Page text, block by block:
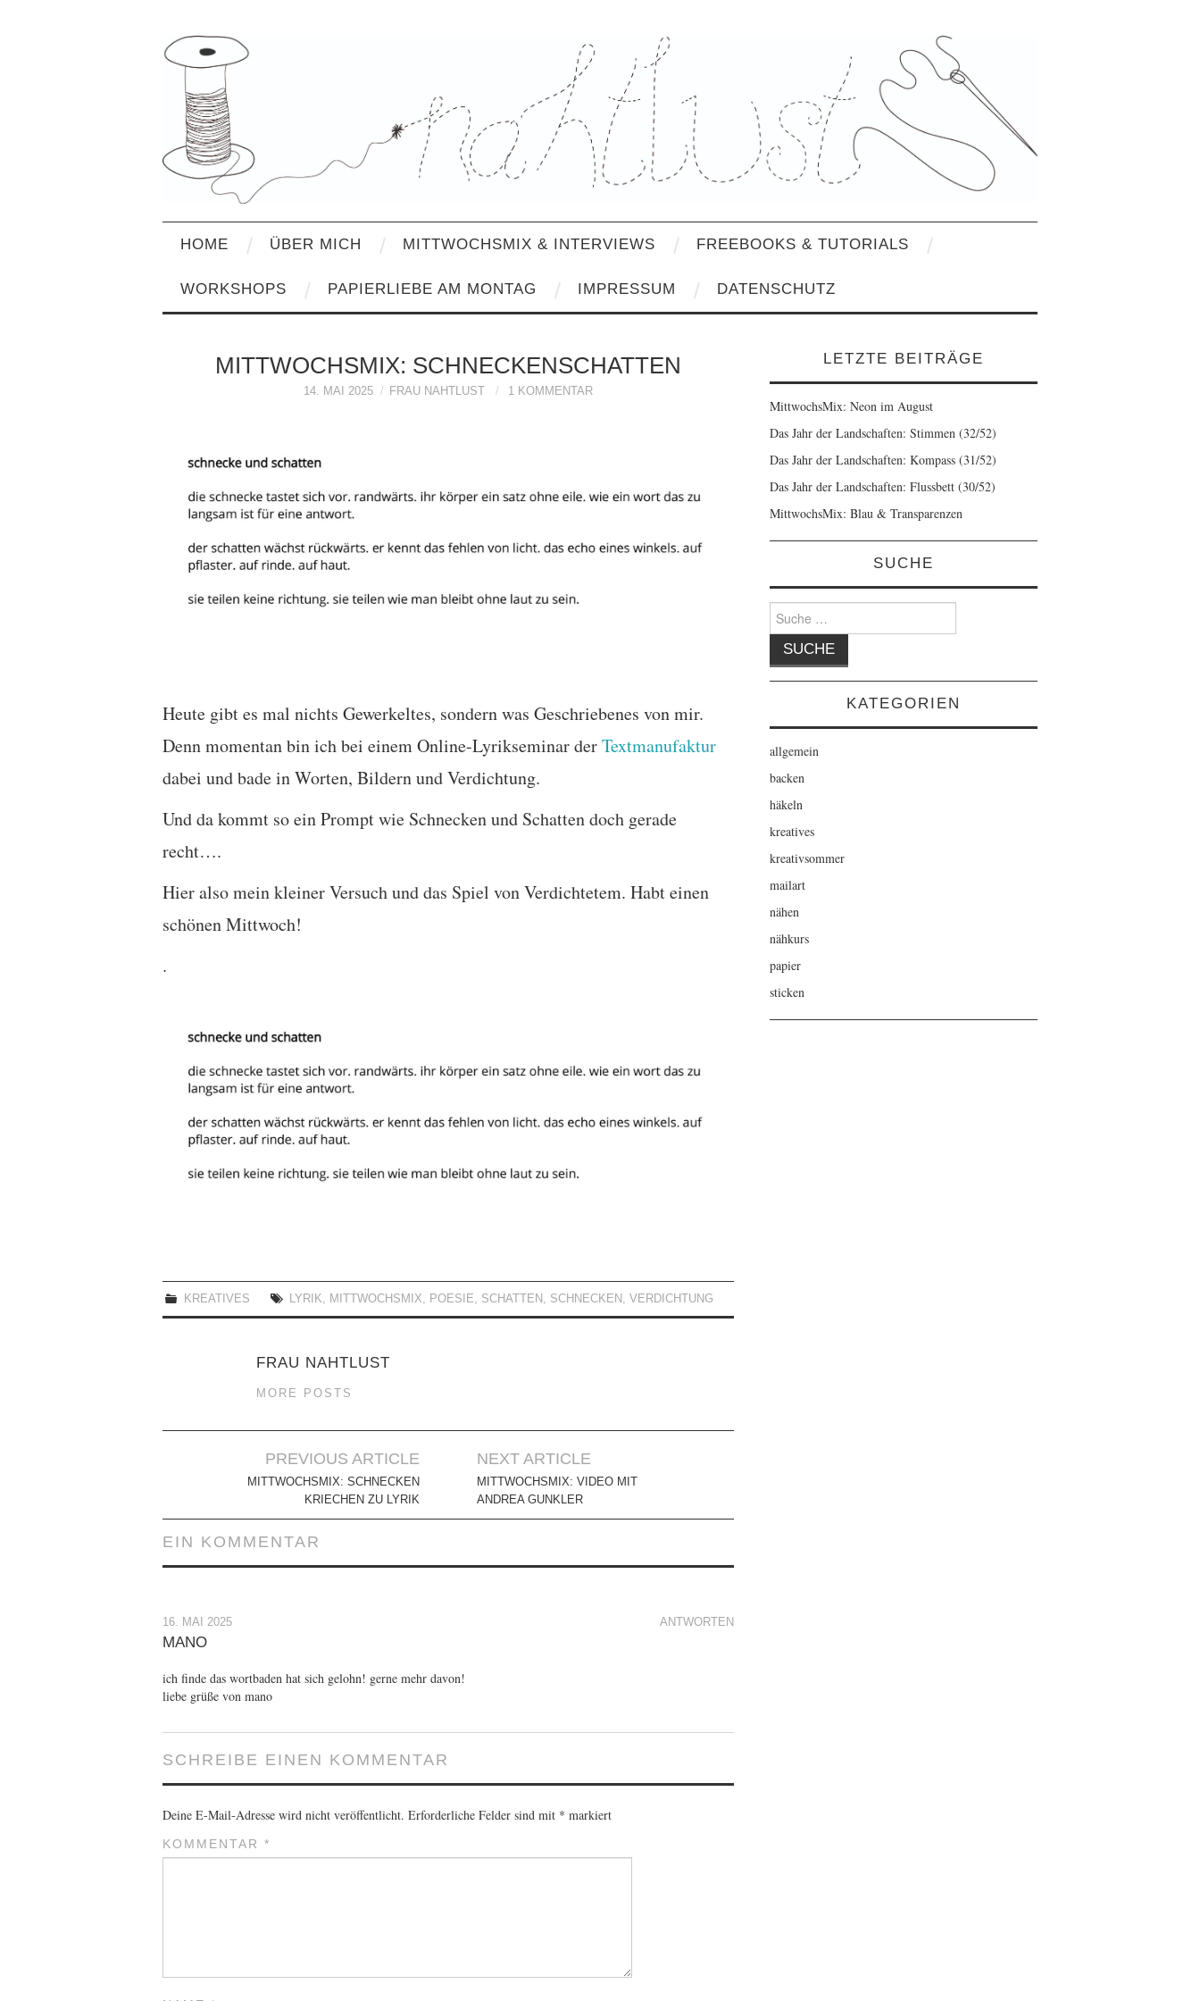
HOME ÜBER MICH MITTWOCHSMIX & INTERVIEWS FREEBOOKS & TUTORIALS
WORKSHOPS PAPIERLIEBE AM MONTAG IMPRESSUM DATENSCHUTZ
MITTWOCHSMIX: SCHNECKENSCHATTEN
14. MAI 2025 FRAU NAHTLUST 1 KOMMENTAR
Heute gibt es mal nichts Gewerkeltes, sondern was Geschriebenes von mir.
Denn momentan bin ich bei einem Online-Lyrikseminar derTextmanufaktur
dabei und bade in Worten, Bildern und Verdichtung.
Und da kommt so ein Prompt wie Schnecken und Schatten doch gerade
recht….
Hier also mein kleiner Versuch und das Spiel von Verdichtetem. Habt einen
schönen Mittwoch!
.
KREATIVES LYRIK, MITTWOCHSMIX, POESIE, SCHATTEN , SCHNECKEN ,VERDICHTUNG
FRAU NAHTLUST
MORE POSTS
Navigation
PREVIOUS ARTICLE
MITTWOCHSMIX: SCHNECKEN
KRIECHEN ZU LYRIK
NEXT ARTICLE
MITTWOCHSMIX: VIDEO MIT
ANDREA GUNKLER
EIN KOMMENTAR
ANTWORTEN
16. MAI 2025
MANO
ich finde das wortbaden hat sich gelohn! gerne mehr davon!
liebe grüße von mano
SCHREIBE EINEN KOMMENTAR
Deine E-Mail-Adresse wird nicht veröffentlicht. Erforderliche Felder sind mit * markiert
KOMMENTAR *
LETZTE BEITRÄGE
MittwochsMix: Neon im August
Das Jahr der Landschaften: Stimmen (32/52)
Das Jahr der Landschaften: Kompass (31/52)
Das Jahr der Landschaften: Flussbett (30/52)
MittwochsMix: Blau & Transparenzen
SUCHE
Suche
nach:
KATEGORIEN
allgemein
backen
häkeln
kreatives
kreativsommer
mailart
nähen
nähkurs
papier
sticken